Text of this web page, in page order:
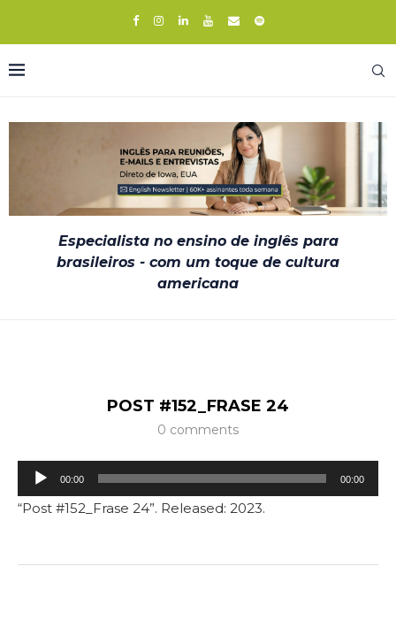
Especialista no ensino de inglês para
brasileiros - com um toque de cultura
americana
POST #152_FRASE 24
0 comments
Tocador
de
00:00 00:00
“Post #152_Frase 24”. Released: 2023.